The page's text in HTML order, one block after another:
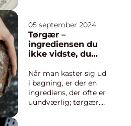
Processen kan dog
være omfattende, og
det at opnå et
professionelt og
kræver planl...
05 september 2024
Tørgær –
ingrediensen du
ikke vidste, du
Når man kaster sig ud
i bagning, er der en
ingrediens, der ofte er
uundværlig; tørgær.